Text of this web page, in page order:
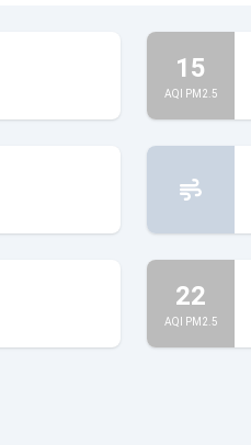
15
AQI PM2.5
22
AQI PM2.5